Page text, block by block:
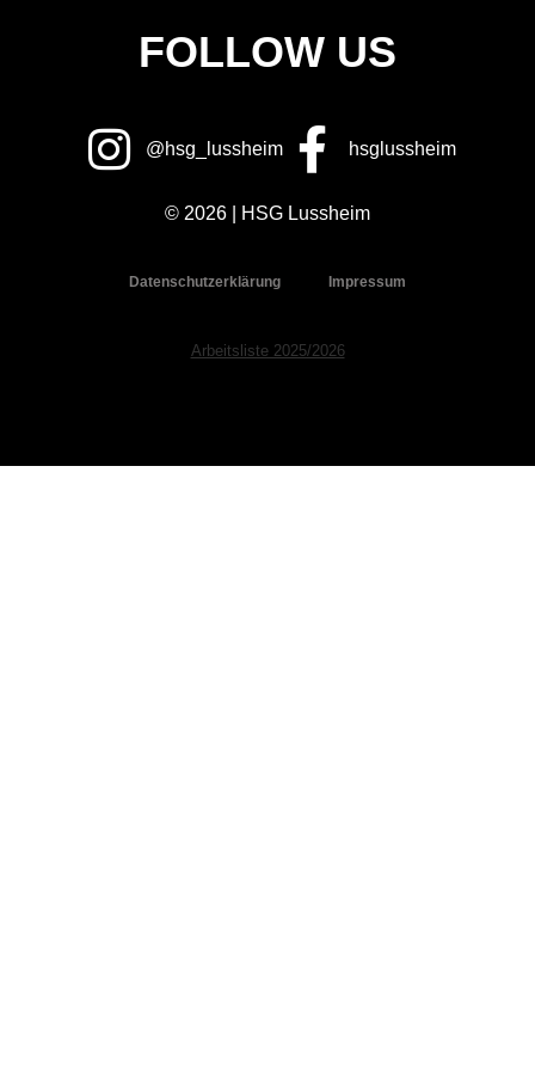
FOLLOW US
@hsg_lussheim hsglussheim
© 2026 | HSG Lussheim
Datenschutzerklärung Impressum
Arbeitsliste 2025/2026